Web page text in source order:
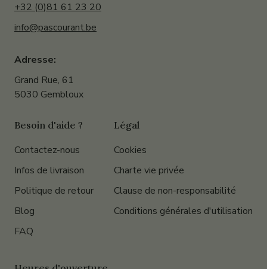
+32 (0)81 61 23 20
info@pascourant.be
Adresse:
Grand Rue, 61
5030 Gembloux
Besoin d'aide ?
Contactez-nous
Infos de livraison
Politique de retour
Blog
FAQ
Légal
Cookies
Charte vie privée
Clause de non-responsabilité
Conditions générales d'utilisation